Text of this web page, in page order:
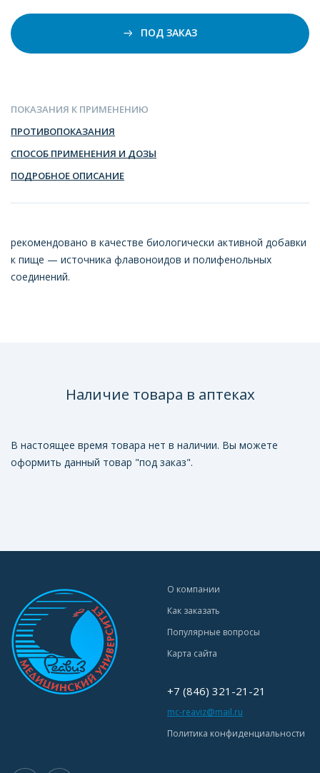
ПОД ЗАКАЗ
ПОКАЗАНИЯ К ПРИМЕНЕНИЮ
ПРОТИВОПОКАЗАНИЯ
СПОСОБ ПРИМЕНЕНИЯ И ДОЗЫ
ПОДРОБНОЕ ОПИСАНИЕ
рекомендовано в качестве биологически активной добавки
к пище — источника флавоноидов и полифенольных
соединений.
Наличие товара в аптеках
В настоящее время товара нет в наличии. Вы можете
оформить данный товар "под заказ".
О компании
Как заказать
Популярные вопросы
Карта сайта
+7 (846) 321-21-21
mc-reaviz@mail.ru
Политика конфиденциальности